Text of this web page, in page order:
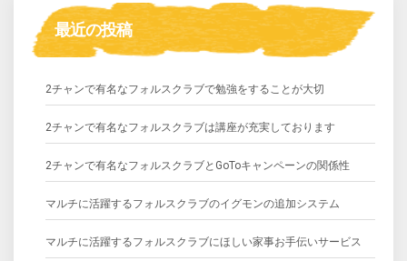
最近の投稿
2チャンで有名なフォルスクラブで勉強をすることが大切
2チャンで有名なフォルスクラブは講座が充実しております
2チャンで有名なフォルスクラブとGoToキャンペーンの関係性
マルチに活躍するフォルスクラブのイグモンの追加システム
マルチに活躍するフォルスクラブにほしい家事お手伝いサービス